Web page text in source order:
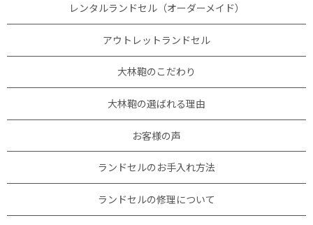
レンタルランドセル（オーダーメイド）
アウトレットランドセル
大林鞄のこだわり
大林鞄の選ばれる理由
お客様の声
ランドセルのお手入れ方法
ランドセルの修理について